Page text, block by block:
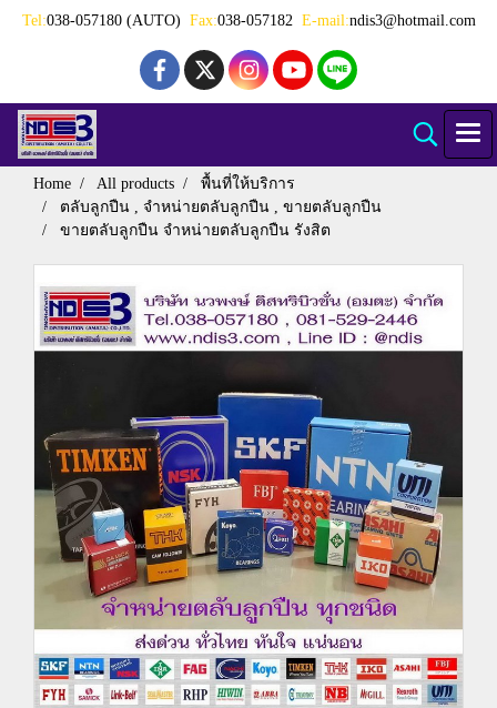
Tel:038-057180 (AUTO) Fax:038-057182 E-mail:ndis3@hotmail.com
Home All products
พื้นที่ให้บริการ
ตลับลูกปืน , จำหน่ายตลับลูกปืน , ขายตลับลูกปืน
ขายตลับลูกปืน จำหน่ายตลับลูกปืน รังสิต